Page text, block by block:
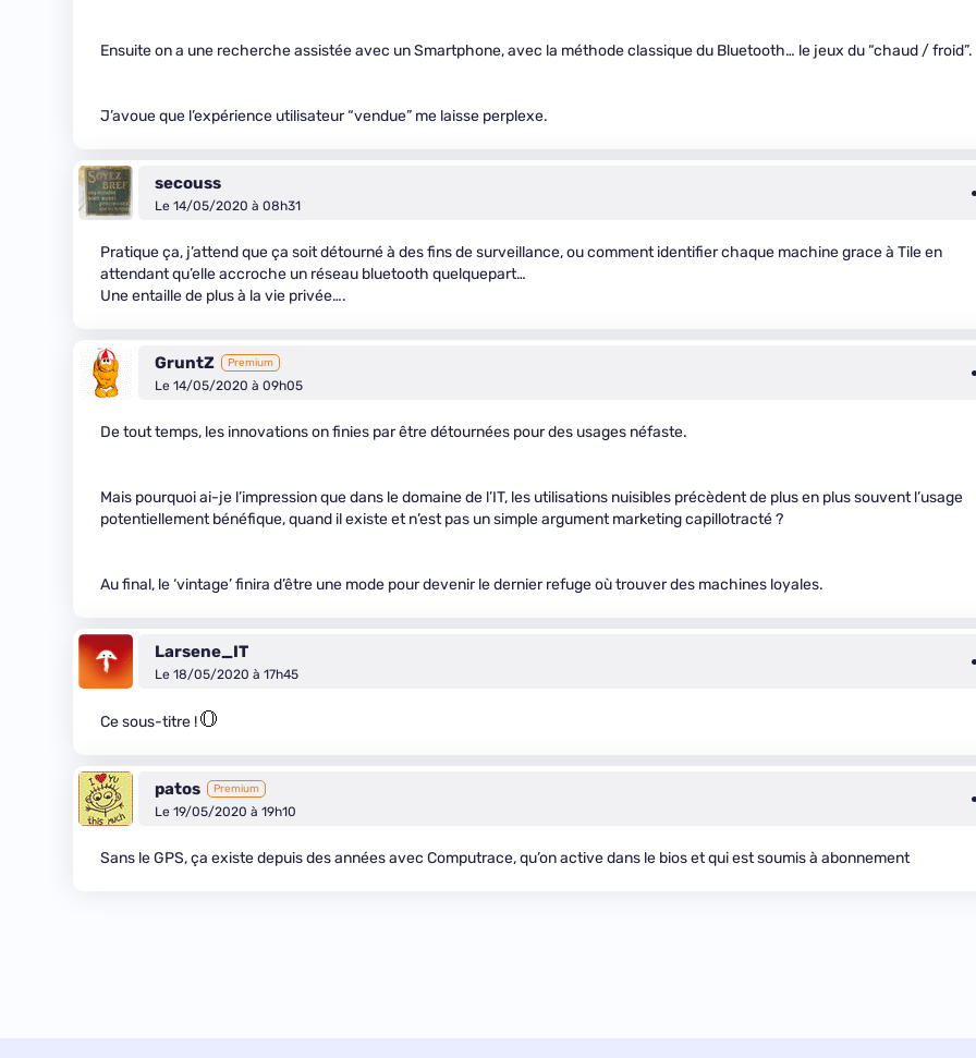
Ensuite on a une recherche assistée avec un Smartphone, avec la méthode classique du Bluetooth… le jeux du “chaud / froid”.
J’avoue que l’expérience utilisateur “vendue” me laisse perplexe.
secouss
Le 14/05/2020 à 08h31
Pratique ça, j’attend que ça soit détourné à des fins de surveillance, ou comment identifier chaque machine grace à Tile en
attendant qu’elle accroche un réseau bluetooth quelquepart…
Une entaille de plus à la vie privée….
GruntZ Premium
Le 14/05/2020 à 09h05
De tout temps, les innovations on finies par être détournées pour des usages néfaste.
Mais pourquoi ai-je l’impression que dans le domaine de l’IT, les utilisations nuisibles précèdent de plus en plus souvent l’usage
potentiellement bénéfique, quand il existe et n’est pas un simple argument marketing capillotracté ?
Au final, le ‘vintage’ finira d’être une mode pour devenir le dernier refuge où trouver des machines loyales.
Larsene_IT
Le 18/05/2020 à 17h45
Ce sous-titre !
patos Premium
Le 19/05/2020 à 19h10
Sans le GPS, ça existe depuis des années avec Computrace, qu’on active dans le bios et qui est soumis à abonnement